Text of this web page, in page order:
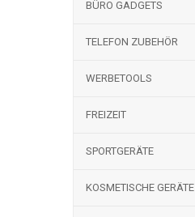
BÜRO GADGETS
TELEFON ZUBEHÖR
WERBETOOLS
FREIZEIT
SPORTGERÄTE
KOSMETISCHE GERÄTE